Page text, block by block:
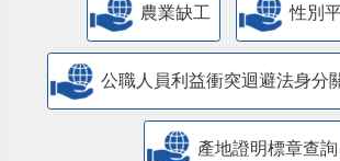
農業缺工 性別
公職人員利益衝突迴避法身分
產地證明標章查詢